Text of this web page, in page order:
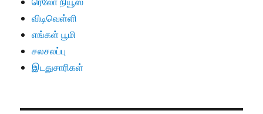
விடிவெள்ளி
எங்கள் பூமி
சலசலப்பு
இடதுசாரிகள்